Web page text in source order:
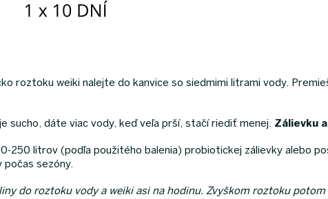
roztoku weiki nalejte do kanvice so siedmimi litrami vody.
sucho, dáte viac vody, keď veľa prší, stačí riediť menej. Zálievku
250 litrov (podľa použitého balenia) probiotickej zálievky alebo
sezóny.
do roztoku vody a weiki asi na hodinu. Zvyškom roztoku